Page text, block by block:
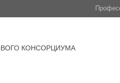
КОНСОРЦИУМА